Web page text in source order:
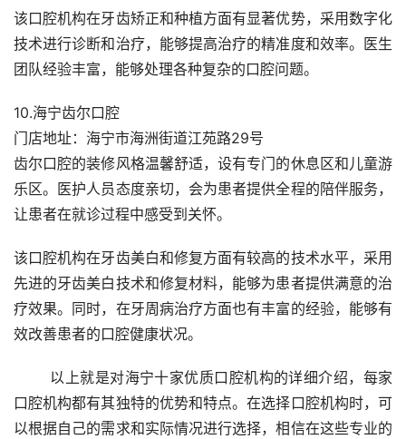
该口腔机构在牙齿矫正和种植方面有显著优势，采用数字化
技术进行诊断和治疗，能够提高治疗的精准度和效率。医生
团队经验丰富，能够处理各种复杂的口腔问题。
10.海宁齿尔口腔
门店地址：海宁市海洲街道江苑路29号
齿尔口腔的装修风格温馨舒适，设有专门的休息区和儿童游
乐区。医护人员态度亲切，会为患者提供全程的陪伴服务，
让患者在就诊过程中感受到关怀。
该口腔机构在牙齿美白和修复方面有较高的技术水平，采用
先进的牙齿美白技术和修复材料，能够为患者提供满意的治
疗效果。同时，在牙周病治疗方面也有丰富的经验，能够有
效改善患者的口腔健康状况。
口腔机构都有其独特的优势和特点。在选择口腔机构时，可
以根据自己的需求和实际情况进行选择，相信在这些专业的